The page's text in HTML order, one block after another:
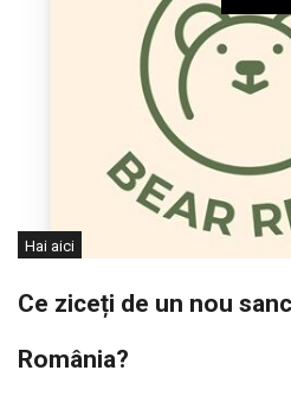
Hai aici
Ce ziceți de un nou
România?